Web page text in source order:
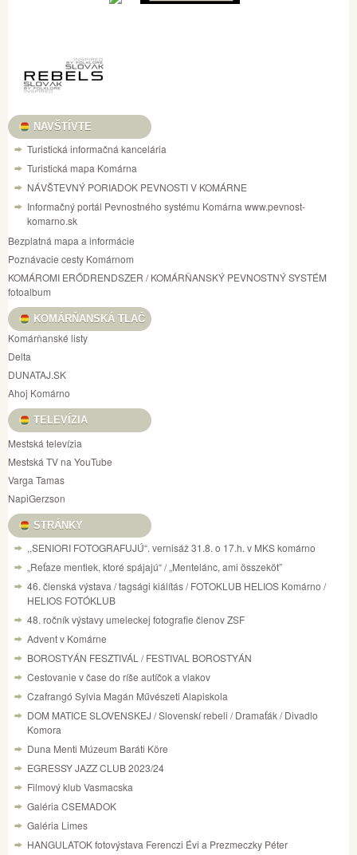
NAVŠTÍVTE
Turistická informačná kancelária
Turistická mapa Komárna
NÁVŠTEVNÝ PORIADOK PEVNOSTI V KOMÁRNE
Informačný portál Pevnostného systému Komárna www.pevnost-
komarno.sk
Bezplatná mapa a informácie
Poznávacie cesty Komárnom
KOMÁROMI ERŐDRENDSZER / KOMÁRŇANSKÝ PEVNOSTNÝ SYSTÉM
fotoalbum
KOMÁRŇANSKÁ TLAČ
Komárňanské listy
Delta
DUNATAJ.SK
Ahoj Komárno
TELEVÍZIA
Mestská televízia
Mestská TV na YouTube
Varga Tamas
NapiGerzson
STRÁNKY
,,SENIORI FOTOGRAFUJÚ“. vernisáž 31.8. o 17.h. v MKS komárno
„Reťaze mentiek, ktoré spájajú“ / „Mentelánc, ami összeköt”
46. členská výstava / tagsági kiálítás / FOTOKLUB HELIOS Komárno /
HELIOS FOTÓKLUB
48. ročník výstavy umeleckej fotografie členov ZSF
Advent v Komárne
BOROSTYÁN FESZTIVÁL / FESTIVAL BOROSTYÁN
Cestovanie v čase do ríše autíčok a vlakov
Czafrangó Sylvia Magán Művészeti Alapiskola
DOM MATICE SLOVENSKEJ / Slovenskí rebeli / Dramaťák / Divadlo
Komora
Duna Menti Múzeum Baráti Köre
EGRESSY JAZZ CLUB 2023/24
Filmový klub Vasmacska
Galéria CSEMADOK
Galéria Limes
HANGULATOK fotovýstava Ferenczi Évi a Prezmeczky Péter